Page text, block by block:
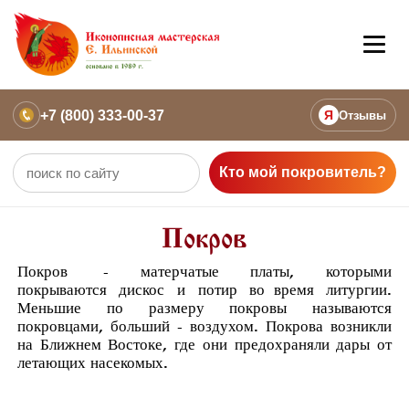
+7 (800) 333-00-37 Я Отзывы
Кто мой покровитель?
Покров
Покров - матерчатые платы, которыми
покрываютсядискос и потир во времялитургии.
Меньшие по размеру покровы называются
покровцами, больший - воздухом. Покрова возникли
на Ближнем Востоке, где они предохраняли дары от
летающих насекомых.